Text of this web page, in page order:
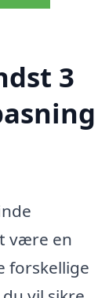
3
være en
forskellige